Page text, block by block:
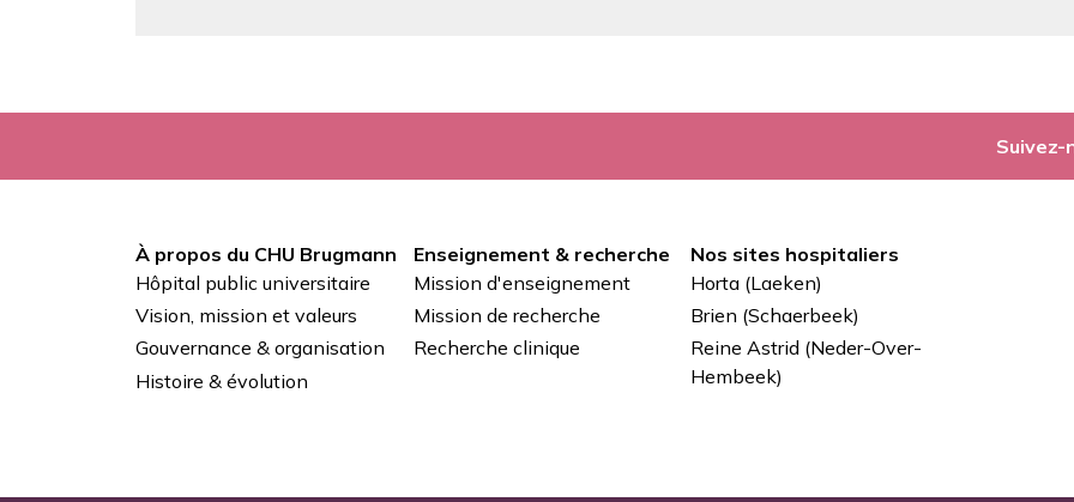
Suivez-
Pied
de
page
À propos du CHU Brugmann
Hôpital public universitaire
Vision, mission et valeurs
Gouvernance & organisation
Histoire & évolution
Enseignement & recherche
Mission d'enseignement
Mission de recherche
Recherche clinique
Nos sites hospitaliers
Horta (Laeken)
Brien (Schaerbeek)
Reine Astrid (Neder-Over-
Hembeek)